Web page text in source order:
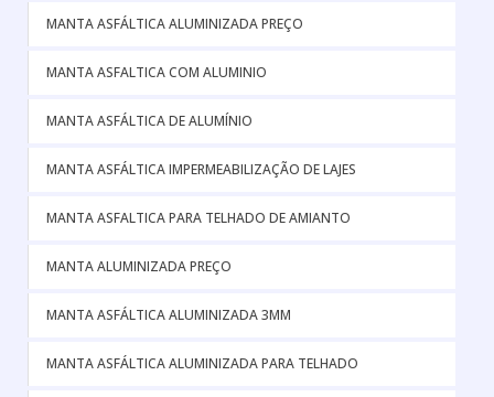
MANTA ASFÁLTICA ALUMINIZADA PREÇO
MANTA ASFALTICA COM ALUMINIO
MANTA ASFÁLTICA DE ALUMÍNIO
MANTA ASFÁLTICA IMPERMEABILIZAÇÃO DE LAJES
MANTA ASFALTICA PARA TELHADO DE AMIANTO
MANTA ALUMINIZADA PREÇO
MANTA ASFÁLTICA ALUMINIZADA 3MM
MANTA ASFÁLTICA ALUMINIZADA PARA TELHADO